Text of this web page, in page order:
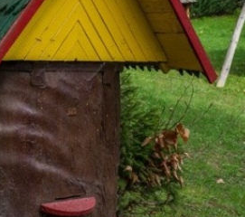
z przywilejów dla stałych
Rabaty grupowe
Kody rabatowe